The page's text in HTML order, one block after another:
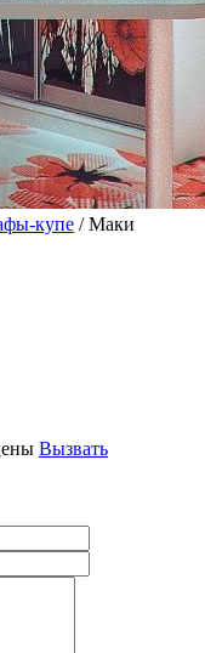
купе / Маки
Вызвать